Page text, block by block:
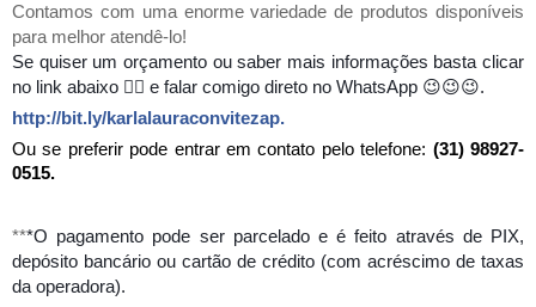
Contamos com uma enorme variedade de produtos disponíveis
para melhor atendê-lo!
Se quiser um orçamento ou saber mais informações basta clicar
no link abaixo 👇🏻 e falar comigo direto no WhatsApp 😉😉😉.
http://bit.ly/karlalauraconvitezap.
Ou se preferir pode entrar em contato pelo telefone: (31) 98927-
0515.
***O pagamento pode ser parcelado e é feito através de PIX,
depósito bancário ou cartão de crédito (com acréscimo de taxas
da operadora).